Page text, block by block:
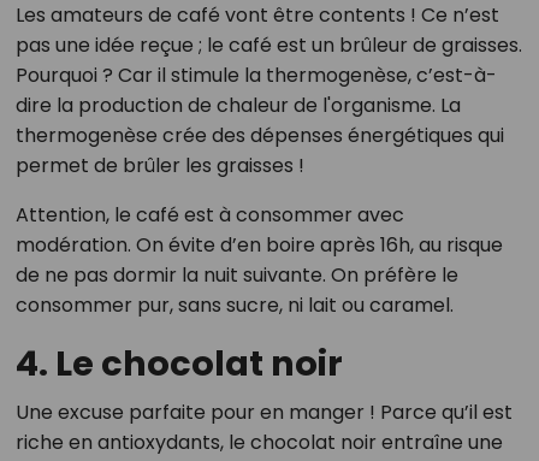
Les amateurs de café vont être contents ! Ce n’est
pas une idée reçue ; le café est un brûleur de graisses.
Pourquoi ? Car il stimule la thermogenèse, c’est-à-
dire la production de chaleur de l'organisme. La
thermogenèse crée des dépenses énergétiques qui
permet de brûler les graisses !
Attention, le café est à consommer avec
modération. On évite d’en boire après 16h, au risque
de ne pas dormir la nuit suivante. On préfère le
consommer pur, sans sucre, ni lait ou caramel.
4. Le chocolat noir
Une excuse parfaite pour en manger ! Parce qu’il est
riche en antioxydants, le chocolat noir entraîne une